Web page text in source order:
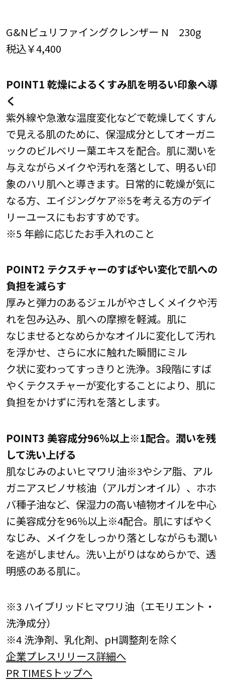
G&Nピュリファイングクレンザー N 230g
税込￥4,400
POINT1 乾燥によるくすみ肌を明るい印象へ導
く
紫外線や急激な温度変化などで乾燥してくすん
で見える肌のために、保湿成分としてオーガニ
ックのビルベリー葉エキスを配合。肌に潤いを
与えながらメイクや汚れを落として、明るい印
象のハリ肌へと導きます。日常的に乾燥が気に
なる方、エイジングケア※5を考える方のデイ
リーユースにもおすすめです。
※5 年齢に応じたお手入れのこと
POINT2 テクスチャーのすばやい変化で肌への
負担を減らす
厚みと弾力のあるジェルがやさしくメイクや汚
れを包み込み、肌への摩擦を軽減。肌に
なじませるとなめらかなオイルに変化して汚れ
を浮かせ、さらに水に触れた瞬間にミル
ク状に変わってすっきりと洗浄。3段階にすば
やくテクスチャーが変化することにより、肌に
負担をかけずに汚れを落とします。
POINT3 美容成分96％以上※1配合。潤いを残
して洗い上げる
肌なじみのよいヒマワリ油※3やシア脂、アル
ガニアスピノサ核油（アルガンオイル）、ホホ
バ種子油など、保湿力の高い植物オイルを中心
に美容成分を96％以上※4配合。肌にすばやく
なじみ、メイクをしっかり落としながらも潤い
を逃がしません。洗い上がりはなめらかで、透
明感のある肌に。
※3 ハイブリッドヒマワリ油（エモリエント・
洗浄成分）
※4 洗浄剤、乳化剤、pH調整剤を除く
企業プレスリリース詳細へ
PR TIMESトップへ